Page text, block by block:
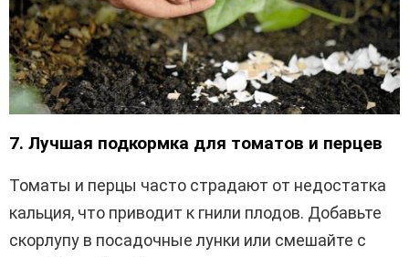
7. Лучшая подкормка для томатов и перцев
Томаты и перцы часто страдают от недостатка
кальция, что приводит к гнили плодов. Добавьте
скорлупу в посадочные лунки или смешайте с